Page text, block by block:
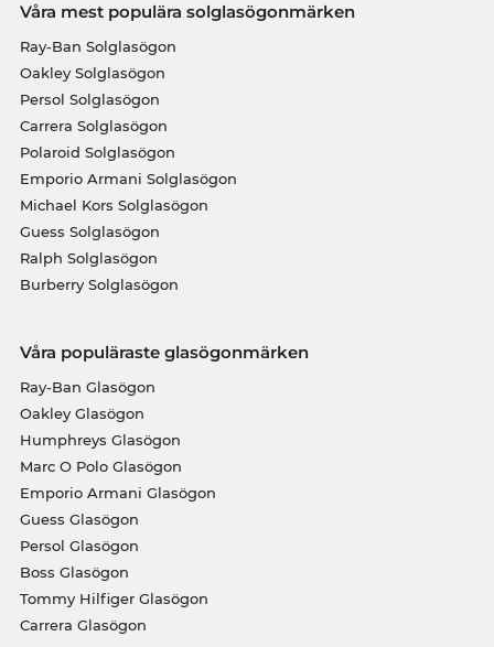
Våra mest populära solglasögonmärken
Ray-Ban Solglasögon
Oakley Solglasögon
Persol Solglasögon
Carrera Solglasögon
Polaroid Solglasögon
Emporio Armani Solglasögon
Michael Kors Solglasögon
Guess Solglasögon
Ralph Solglasögon
Burberry Solglasögon
Våra populäraste glasögonmärken
Ray-Ban Glasögon
Oakley Glasögon
Humphreys Glasögon
Marc O Polo Glasögon
Emporio Armani Glasögon
Guess Glasögon
Persol Glasögon
Boss Glasögon
Tommy Hilfiger Glasögon
Carrera Glasögon